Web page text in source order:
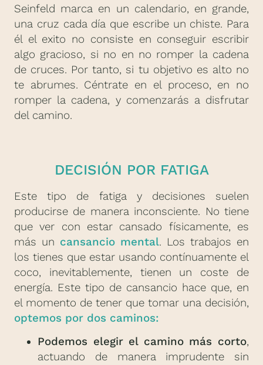
Seinfeld marca en un calendario, en grande,
una cruz cada día que escribe un chiste. Para
él el exito no consiste en conseguir escribir
algo gracioso, si no en no romper la cadena
de cruces. Por tanto, si tu objetivo es alto no
te abrumes. Céntrate en el proceso, en no
romper la cadena, y comenzarás a disfrutar
del camino.
DECISIÓN POR FATIGA
Este tipo de fatiga y decisiones suelen
producirse de manera inconsciente. No tiene
que ver con estar cansado físicamente, es
más un cansancio mental. Los trabajos en
los tienes que estar usando contínuamente el
coco, inevitablemente, tienen un coste de
energía. Este tipo de cansancio hace que, en
el momento de tener que tomar una decisión,
optemos por dos caminos:
Podemos elegir el camino más corto,
actuando de manera imprudente sin